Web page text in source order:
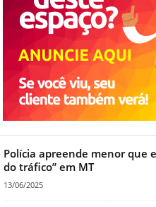
Polícia apreende menor que
do tráfico” em MT
13/06/2025